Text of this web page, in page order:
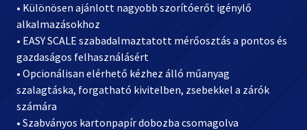
• Különösen ajánlott nagyobb szorítóerőt igénylő
alkalmazásokhoz
• EASY SCALE szabadalmaztatott mérőosztás a pontos és
gazdaságos felhasználásért
• Opcionálisan elérhető kézhez álló műanyag
szalagtáska, forgatható kivitelben, zsebekkel a zárók
számára
• Szabványos kartonpapír dobozba csomagolva